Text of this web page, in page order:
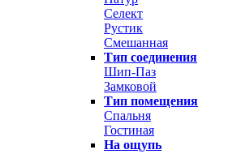
Селект
Рустик
Смешанная
Тип соединения
Шип-Паз
Замковой
Тип помещения
Спальня
Гостиная
На ощупь